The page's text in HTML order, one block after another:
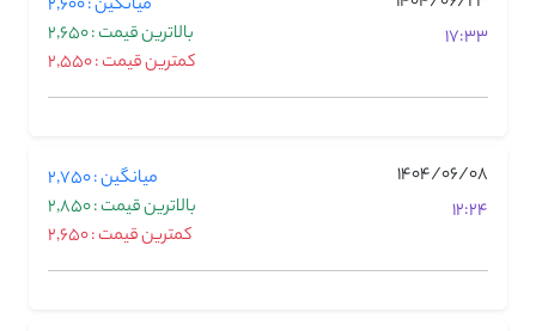
17:33
بالاترین قیمت : 2,650
کمترین قیمت : 2,550
1404/06/08
12:24
میانگین : 2,750
بالاترین قیمت : 2,850
کمترین قیمت : 2,650